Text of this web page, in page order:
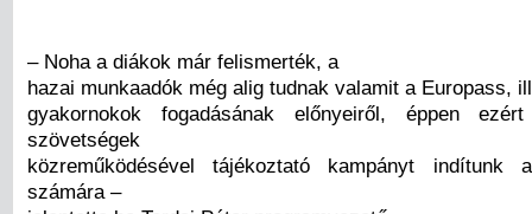
– Noha a diákok már felismerték, a
hazai munkaadók még alig tudnak valamit a Europass,
gyakornokok fogadásának előnyeiről, éppen
szövetségek
közreműködésével tájékoztató kampányt indítunk
számára –